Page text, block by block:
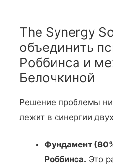
The Synergy
объединить
Роббинса и
Белочкиной
Решение проблемы
лежит в синергии
Фундамент
Роббинса. Это